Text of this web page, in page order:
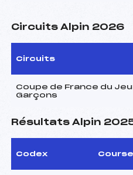
Circuits Alpin 2026
Circuits
Coupe de France du
Garçons
Résultats Alpin
Codex Course